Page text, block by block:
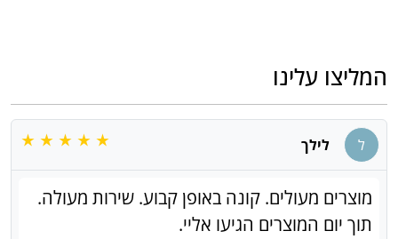
המליצו עלינו
ל לילך
מוצרים מעולים. קונה באופן קבוע. שירות מעולה.
תוך יום המוצרים הגיעו אליי.